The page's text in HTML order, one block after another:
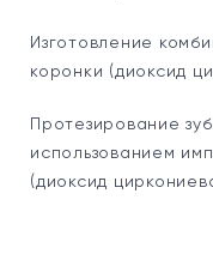
Изготовление
коронки (диоксид
Протезирование
использованием
(диоксид